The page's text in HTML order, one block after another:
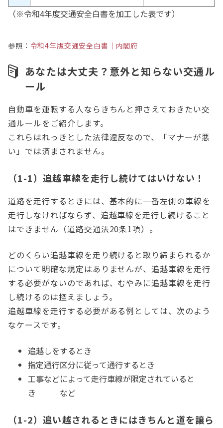
（※令和4年度交通安全白書を加工した表です）
参照： 令和4年版交通安全白書｜内閣府
あなたは大丈夫？意外と知らない交通ル
ール
自動車を運転する人ならきちんと押さえておきたい交
通ルールをご紹介します。
これらはれっきとした法律違反なので、「マナーが悪
い」では済まされません。
（1-1）追越車線を走行し続けてはいけない！
道路を走行するときには、基本的に一番左側の車線を
走行しなければならず、追越車線を走行し続けること
はできません（道路交通法20条1項）。
どのくらい追越車線を走り続けると取り締まられるか
について明確な規定はありませんが、追越車線を走行
する必要がないのであれば、むやみに追越車線を走行
し続けるのは控えましょう。
追越車線を走行する必要がある例としては、次のよう
なケースです。
追越しをするとき
指定通行区分に従って通行するとき
工事などによって走行車線が限定されていると
き など
（1-2）追い越されるときにはきちんと道を譲ら